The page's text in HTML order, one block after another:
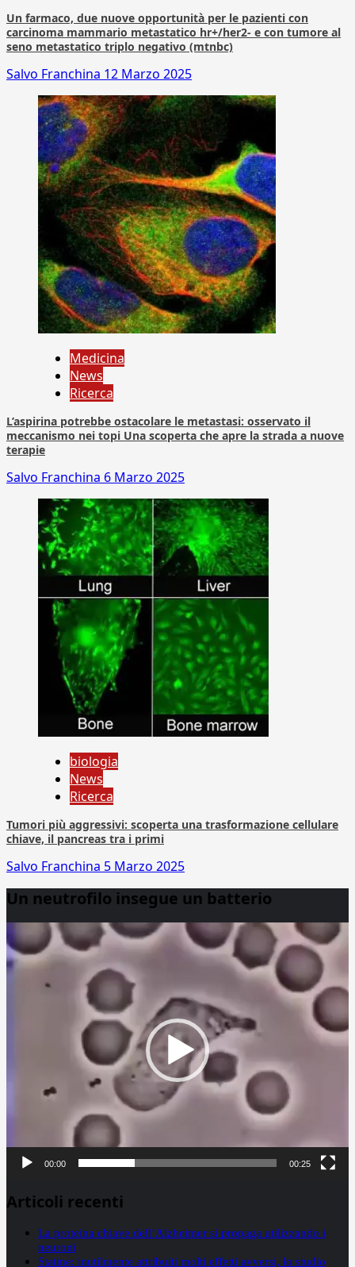
Un farmaco, due nuove opportunità per le pazienti con
carcinoma mammario metastatico hr+/her2- e con tumore al
seno metastatico triplo negativo (mtnbc)
Salvo Franchina 12 Marzo 2025
Medicina
News
Ricerca
L’aspirina potrebbe ostacolare le metastasi: osservato il
meccanismo nei topi Una scoperta che apre la strada a nuove
terapie
Salvo Franchina 6 Marzo 2025
biologia
News
Ricerca
Tumori più aggressivi: scoperta una trasformazione cellulare
chiave, il pancreas tra i primi
Salvo Franchina 5 Marzo 2025
Un neutrofilo insegue un batterio
Player
00:00 00:25
Articoli recenti
La proteina chiave dell’Alzheimer si propaga utilizzando i
neuroni
Statine: inutilmente attribuiti molti effetti avversi, lo studio